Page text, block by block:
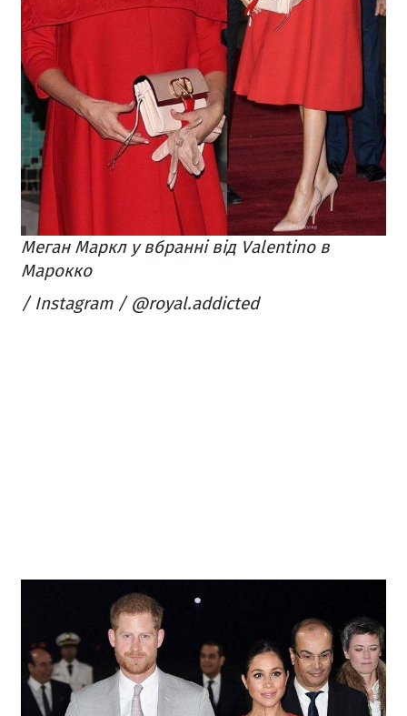
Меган Маркл у вбранні від Valentino в
Марокко
/ Instagram / @royal.addicted